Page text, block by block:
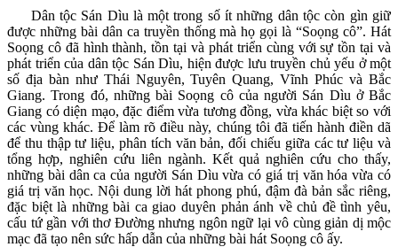
Dân tộc Sán Dìu là một trong số ít những dân tộc còn gìn giữ
được những bài dân ca truyền thống mà họ gọi là “Soọng cô”. Hát
Soọng cô đã hình thành, tồn tại và phát triển cùng với sự tồn tại và
phát triển của dân tộc Sán Dìu, hiện được lưu truyền chủ yếu ở một
số địa bàn như Thái Nguyên, Tuyên Quang, Vĩnh Phúc và Bắc
Giang. Trong đó, những bài Soọng cô của người Sán Dìu ở Bắc
Giang có diện mạo, đặc điểm vừa tương đồng, vừa khác biệt so với
các vùng khác. Để làm rõ điều này, chúng tôi đã tiến hành điền dã
để thu thập tư liệu, phân tích văn bản, đối chiếu giữa các tư liệu và
tổng hợp, nghiên cứu liên ngành. Kết quả nghiên cứu cho thấy,
những bài dân ca của người Sán Dìu vừa có giá trị văn hóa vừa có
giá trị văn học. Nội dung lời hát phong phú, đậm đà bản sắc riêng,
đặc biệt là những bài ca giao duyên phản ánh về chủ đề tình yêu,
cấu tứ gần với thơ Đường nhưng ngôn ngữ lại vô cùng giản dị mộc
mạc đã tạo nên sức hấp dẫn của những bài hát Soọng cô ấy.